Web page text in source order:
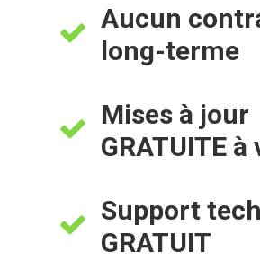
Aucun
long-terme
Mises à jour
GRATUITE à
Support
GRATUIT